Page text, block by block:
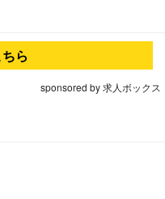
ら
sponsored by 求人ボックス